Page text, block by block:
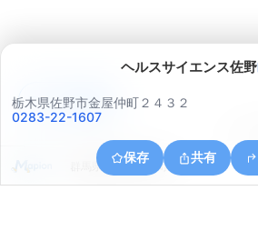
ヘルスサイエンス佐野
栃木県佐野市金屋仲町２４３２
0283-22-1607
保存 共有
群馬県館林市大島町
アプリで見る